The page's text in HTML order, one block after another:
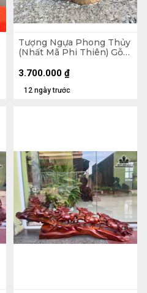
Tượng Ngựa Phong Thủy
(Nhất Mã Phi Thiên) Gỗ
28 Sâu 12 (cm)
12 ngày trước
3.700.000 ₫